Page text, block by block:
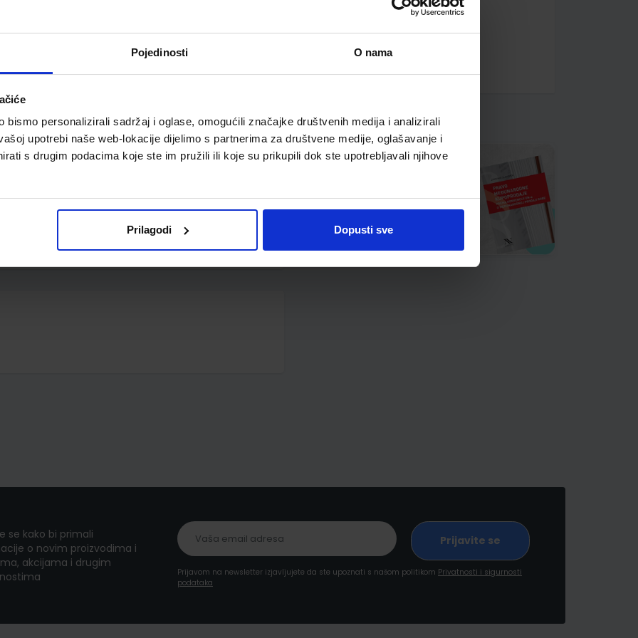
Pojedinosti O nama
bismo personalizirali sadržaj i oglase, omogućili značajke društvenih medija i analizirali
upotrebi naše web-lokacije dijelimo s partnerima za društvene medije, oglašavanje i
s drugim podacima koje ste im pružili ili koje su prikupili dok ste upotrebljavali njihove
Prilagodi Dopusti sve
tintu na bazi vode, pogodnu za
karton, staklo, platno i sl.; tinta ravnomjerno i
na poroznim površinama i izbrisiv na većini glatkih,
nanosi se lak za fiksiranje; jednostavno i
vrh širine 2 mm
se kako bi primali
o novim proizvodima i
akcijama i drugim
Prijavom na newsletter izjavljujete da ste upoznati s našom politikom Privatnosti i sigurnosti
podataka